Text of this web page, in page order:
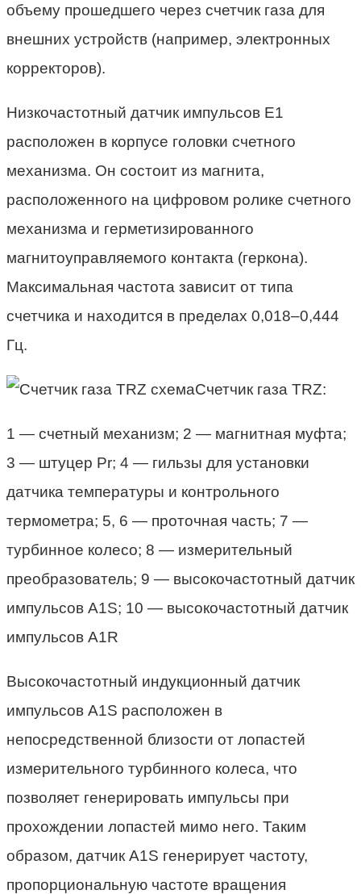
объему прошедшего через счетчик газа для
внешних устройств (например, электронных
корректоров).
Низкочастотный датчик импульсов Е1
расположен в корпусе головки счетного
механизма. Он состоит из магнита,
расположенного на цифровом ролике счетного
механизма и герметизированного
магнитоуправляемого контакта (геркона).
Максимальная частота зависит от типа
счетчика и находится в пределах 0,018–0,444
Гц.
Счетчик газа TRZ:
1 — счетный механизм; 2 — магнитная муфта;
3 — штуцер Рr; 4 — гильзы для установки
датчика температуры и контрольного
термометра; 5, 6 — проточная часть; 7 —
турбинное колесо; 8 — измерительный
преобразователь; 9 — высокочастотный датчик
импульсов А1S; 10 — высокочастотный датчик
импульсов А1R
Высокочастотный индукционный датчик
импульсов A1S расположен в
непосредственной близости от лопастей
измерительного турбинного колеса, что
позволяет генерировать импульсы при
прохождении лопастей мимо него. Таким
образом, датчик A1S генерирует частоту,
пропорциональную частоте вращения